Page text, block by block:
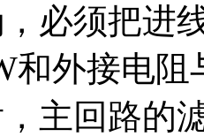
必须把进
和外接电
主回路的